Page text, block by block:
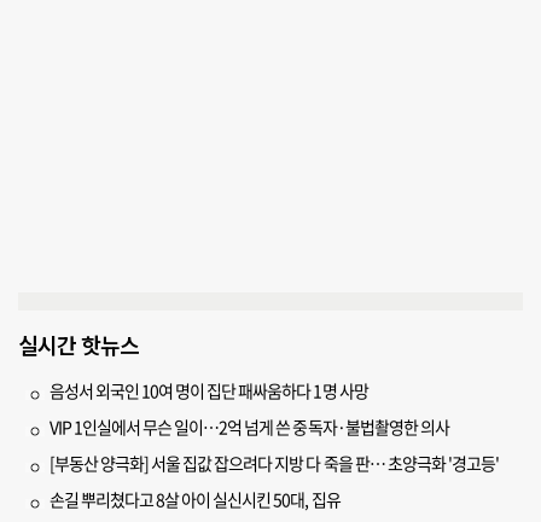
실시간 핫뉴스
음성서 외국인 10여 명이 집단 패싸움하다 1명 사망
VIP 1인실에서 무슨 일이…2억 넘게 쓴 중독자·불법촬영한 의사
[부동산 양극화] 서울 집값 잡으려다 지방 다 죽을 판… 초양극화 '경고등'
손길 뿌리쳤다고 8살 아이 실신시킨 50대, 집유